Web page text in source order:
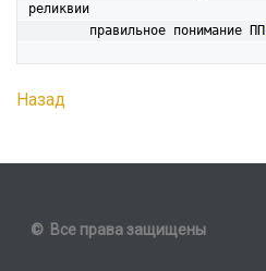
реликвии
	правильное понимание ПП
Назад
© Все права защищены